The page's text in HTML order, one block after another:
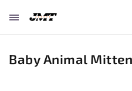
Baby Animal